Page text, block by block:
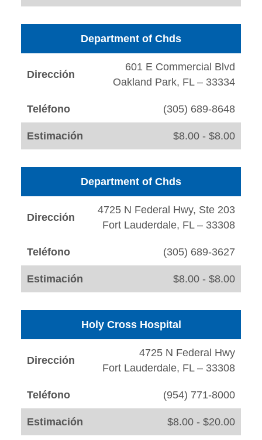
Department of Chds
Dirección
601 E Commercial Blvd
Oakland Park, FL – 33334
Teléfono (305) 689-8648
Estimación $8.00 - $8.00
Department of Chds
Dirección
4725 N Federal Hwy, Ste 203
Fort Lauderdale, FL – 33308
Teléfono (305) 689-3627
Estimación $8.00 - $8.00
Holy Cross Hospital
Dirección
4725 N Federal Hwy
Fort Lauderdale, FL – 33308
Teléfono (954) 771-8000
Estimación $8.00 - $20.00